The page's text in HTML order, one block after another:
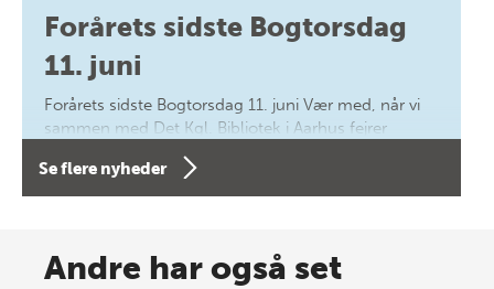
Forårets sidste Bogtorsdag
11. juni
Forårets sidste Bogtorsdag 11. juni Vær med, når vi
sammen med Det Kgl. Bibliotek i Aarhus fejrer
forfatterne bag vores nyes…
Spar op til 70% til sommer-
Se flere nyheder
Andre har også set